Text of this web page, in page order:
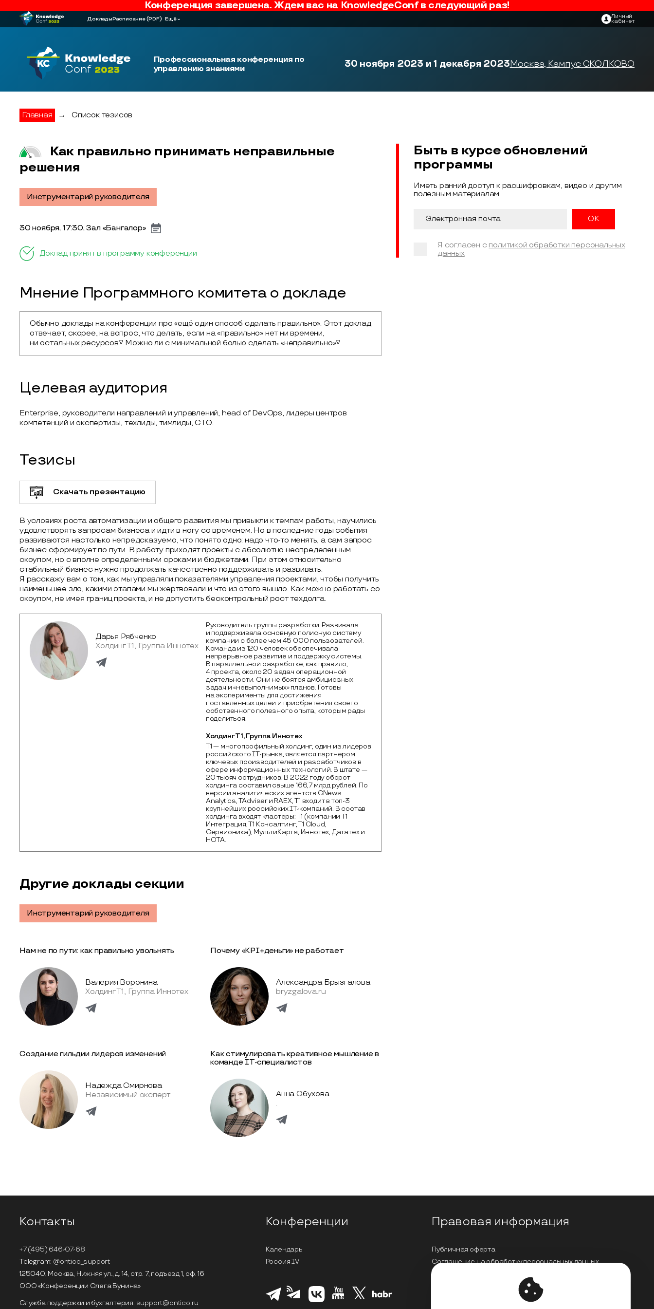
Конференция завершена. Ждем вас на KnowledgeConfв следующий раз!
Доклады Расписание(PDF) Ещё Личный
кабинет
Профессиональная конференция по
управлению знаниями
30 ноября 2023 и 1 декабря 2023Москва, Кампус СКОЛКОВО
Главная → Список тезисов
Как правильно принимать неправильные
решения
Инструментарий руководителя
30 ноября, 17:30, Зал «Бангалор»
Доклад принят в программу конференции
Мнение Программного комитета о докладе
Обычно доклады на конференции про «ещё один способ сделать правильно». Этот доклад
отвечает, скорее, на вопрос, что делать, если на «правильно» нет ни времени,
ни остальных ресурсов? Можно ли с минимальной болью сделать «неправильно»?
Целевая аудитория
Enterprise, руководители направлений и управлений, head of DevOps, лидеры центров
компетенций и экспертизы, техлиды, тимлиды, CTO.
Тезисы
Скачать презентацию
В условиях роста автоматизации и общего развития мы привыкли к темпам работы, научились
удовлетворять запросам бизнеса и идти в ногу со временем. Но в последние годы события
развиваются настолько непредсказуемо, что понято одно: надо что-то менять, а сам запрос
бизнес сформирует по пути. В работу приходят проекты с абсолютно неопределенным
скоупом, но с вполне определенными сроками и бюджетами. При этом относительно
стабильный бизнес нужно продолжать качественно поддерживать и развивать.
Я расскажу вам о том, как мы управляли показателями управления проектами, чтобы получить
наименьшее зло, какими этапами мы жертвовали и что из этого вышло. Как можно работать со
скоупом, не имея границ проекта, и не допустить бесконтрольный рост техдолга.
Дарья Рябченко
Холдинг Т1, Группа Иннотех
Руководитель группы разработки. Развивала
и поддерживала основную полисную систему
компании с более чем 45 000 пользователей.
Команда из 120 человек обеспечивала
непрерывное развитие и поддержку системы.
В параллельной разработке, как правило,
4 проекта, около 20 задач операционной
деятельности. Они не боятся амбициозных
задач и «невыполнимых» планов. Готовы
на эксперименты для достижения
поставленных целей и приобретения своего
собственного полезного опыта, которым рады
поделиться.
Холдинг Т1, Группа Иннотех
Т1 — многопрофильный холдинг, один из лидеров
российского IТ-рынка, является партнером
ключевых производителей и разработчиков в
сфере информационных технологий. В штате —
20 тысяч сотрудников. В 2022 году оборот
холдинга составил свыше 166,7 млрд рублей. По
версии аналитических агентств CNews
Analytics, TAdviser и RAEX, Т1 входит в топ-3
крупнейших российских IТ-компаний. В состав
холдинга входят кластеры: Т1 (компании Т1
Интеграция, Т1 Консалтинг, Т1 Cloud,
Сервионика), МультиКарта, Иннотех, Дататех и
НОТА.
Другие доклады секции
Инструментарий руководителя
Нам не по пути: как правильно увольнять
Валерия Воронина
Холдинг Т1, Группа Иннотех
Почему «KPI+деньги» не работает
Александра Брызгалова
bryzgalova.ru
Создание гильдии лидеров изменений
Надежда Смирнова
Независимый эксперт
Как стимулировать креативное мышление в
команде IТ-специалистов
Анна Обухова
.
Быть в курсе обновлений
программы
Иметь ранний доступ к расшифровкам, видео и другим
полезным материалам.
Я согласен с политикой обработки персональных
данных
Контакты
+7 (495) 646-07-68
Telegram: @ontico_support
125040, Москва, Нижняя ул., д. 14, стр. 7, подъезд 1, оф. 16
ООО «Конференции Олега Бунина»
Служба поддержки и бухгалтерия: support@ontico.ru
Конференции
Календарь
Россия IV
Правовая информация
Публичная оферта
Соглашение на обработку персональных данных
Политика обработки персональных данных